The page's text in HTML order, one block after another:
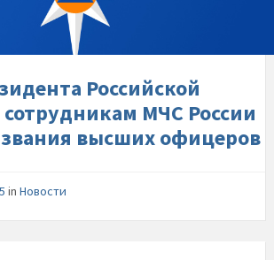
сотрудникам-
МЧС-
России-
присвоены-
высших-
офицеров
Российской
МЧС России
высших офицеров
in Новости